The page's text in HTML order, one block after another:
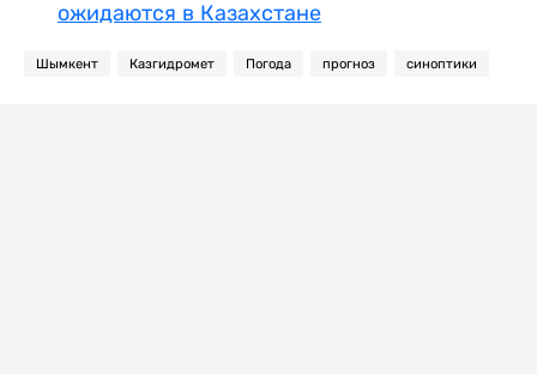
ожидаются в Казахстане
Шымкент Казгидромет Погода прогноз синоптики